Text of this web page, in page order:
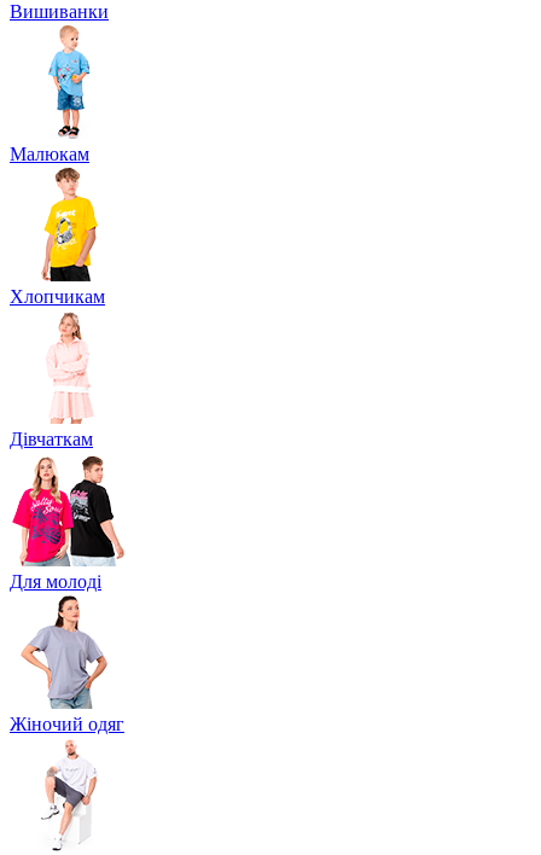
Вишиванки
Малюкам
Хлопчикам
Дівчаткам
Для молоді
Жіночий одяг